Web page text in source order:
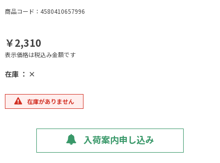
商品コード：4580410657996
￥2,310
表示価格は税込み金額です
在庫 ： ×
在庫がありません
入荷案内申し込み